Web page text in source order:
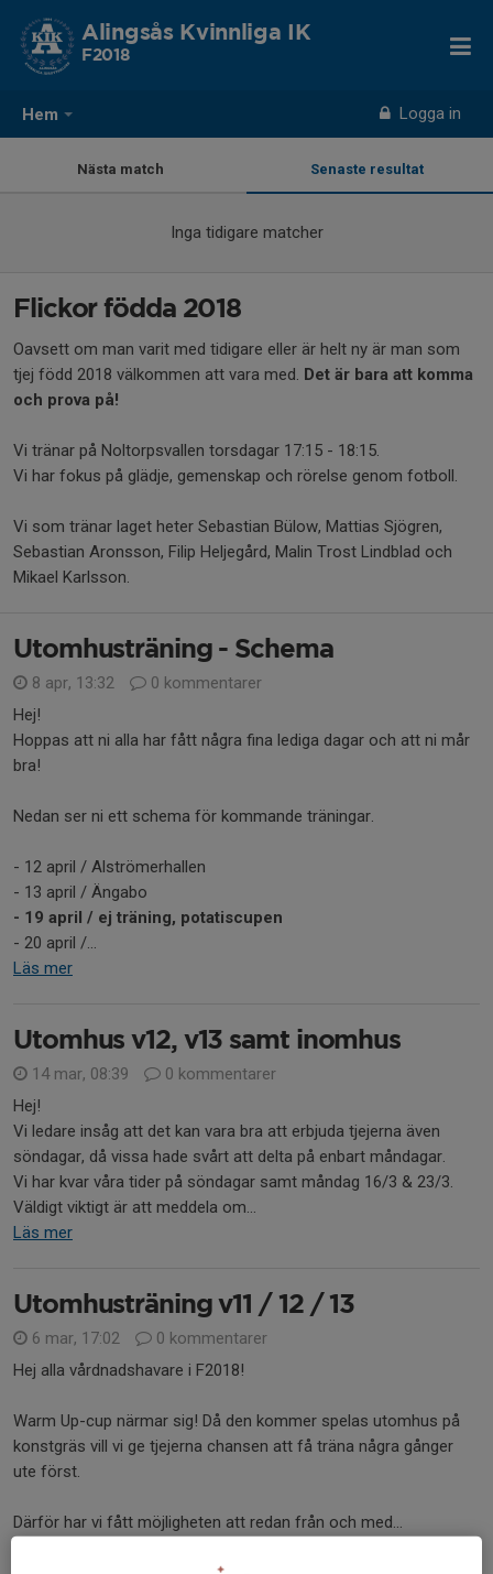
Hem Logga in
Alingsås Kvinnliga IK
F2018
Nästa match Senaste resultat
Inga tidigare matcher
Flickor födda 2018
Oavsett om man varit med tidigare eller är helt ny är man som
tjej född 2018 välkommen att vara med. Det är bara att komma
och prova på!
Vi tränar på Noltorpsvallen torsdagar 17:15 - 18:15.
Vi har fokus på glädje, gemenskap och rörelse genom fotboll.
Vi som tränar laget heter Sebastian Bülow, Mattias Sjögren,
Sebastian Aronsson, Filip Heljegård, Malin Trost Lindblad och
Mikael Karlsson.
Utomhusträning - Schema
8 apr, 13:32
0 kommentarer
Hej!
Hoppas att ni alla har fått några fina lediga dagar och att ni mår
bra!
Nedan ser ni ett schema för kommande träningar.
- 12 april / Alströmerhallen
- 13 april / Ängabo
- 19 april / ej träning, potatiscupen
- 20 april /...
Läs mer
Utomhus v12, v13 samt inomhus
14 mar, 08:39
0 kommentarer
Hej!
Vi ledare insåg att det kan vara bra att erbjuda tjejerna även
söndagar, då vissa hade svårt att delta på enbart måndagar.
Vi har kvar våra tider på söndagar samt måndag 16/3 & 23/3.
Väldigt viktigt är att meddela om...
Läs mer
Utomhusträning v11 / 12 / 13
6 mar, 17:02
0 kommentarer
Hej alla vårdnadshavare i F2018!
Warm Up-cup närmar sig! Då den kommer spelas utomhus på
konstgräs vill vi ge tjejerna chansen att få träna några gånger
ute först.
Därför har vi fått möjligheten att redan från och med...